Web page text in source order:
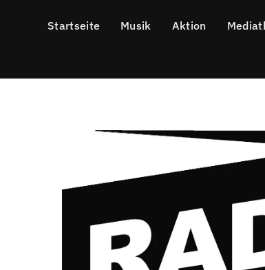
Startseite Musik Aktion